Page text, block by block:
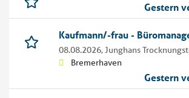
Gestern
Kaufmann/-frau -
08.08.2026,Junghans
Bremerhaven
Gestern